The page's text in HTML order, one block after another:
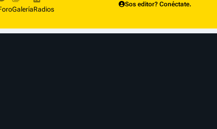
GaleríaRadios
Sos editor? Conéctate.